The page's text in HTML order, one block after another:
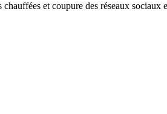
et coupure des réseaux sociaux